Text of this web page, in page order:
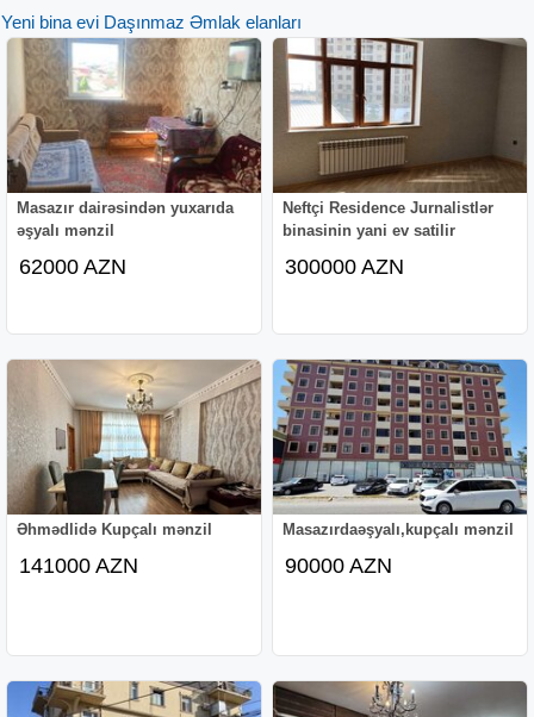
Yeni bina evi Daşınmaz Əmlak elanları
Masazır dairəsindən yuxarıda
əşyalı mənzil
62000 AZN
Neftçi Residence Jurnalistlər
binasinin yani ev satilir
300000 AZN
Əhmədlidə Kupçalı mənzil
141000 AZN
Masazırdaəşyalı,kupçalı mənzil
90000 AZN